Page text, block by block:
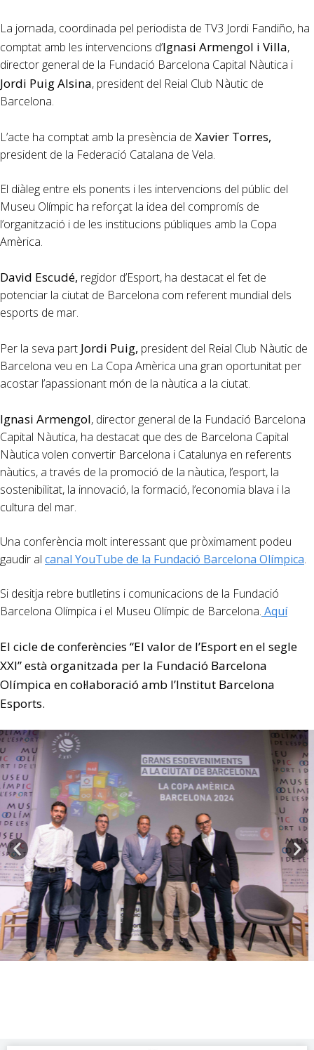
La jornada, coordinada pel periodista de TV3 Jordi Fandiño, ha
comptat amb les intervencions d’Ignasi Armengol i Villa,
director general de la Fundació Barcelona Capital Nàutica i
Jordi Puig Alsina, president del Reial Club Nàutic de
Barcelona.
L’acte ha comptat amb la presència de Xavier Torres,
president de la Federació Catalana de Vela.
El diàleg entre els ponents i les intervencions del públic del
Museu Olímpic ha reforçat la idea del compromís de
l’organització i de les institucions públiques amb la Copa
Amèrica.
David Escudé, regidor d’Esport, ha destacat el fet de
potenciar la ciutat de Barcelona com referent mundial dels
esports de mar.
Per la seva part Jordi Puig, president del Reial Club Nàutic de
Barcelona veu en La Copa Amèrica una gran oportunitat per
acostar l’apassionant món de la nàutica a la ciutat.
Ignasi Armengol, director general de la Fundació Barcelona
Capital Nàutica, ha destacat que des de Barcelona Capital
Nàutica volen convertir Barcelona i Catalunya en referents
nàutics, a través de la promoció de la nàutica, l’esport, la
sostenibilitat, la innovació, la formació, l’economia blava i la
cultura del mar.
Una conferència molt interessant que pròximament podeu
gaudir al canal YouTube de la Fundació Barcelona Olímpica.
Si desitja rebre butlletins i comunicacions de la Fundació
Barcelona Olímpica i el Museu Olímpic de Barcelona. Aquí
El cicle de conferències “El valor de l’Esport en el segle
XXI” està organitzada per la Fundació Barcelona
Olímpica en col·laboració amb l’Institut Barcelona
Esports.